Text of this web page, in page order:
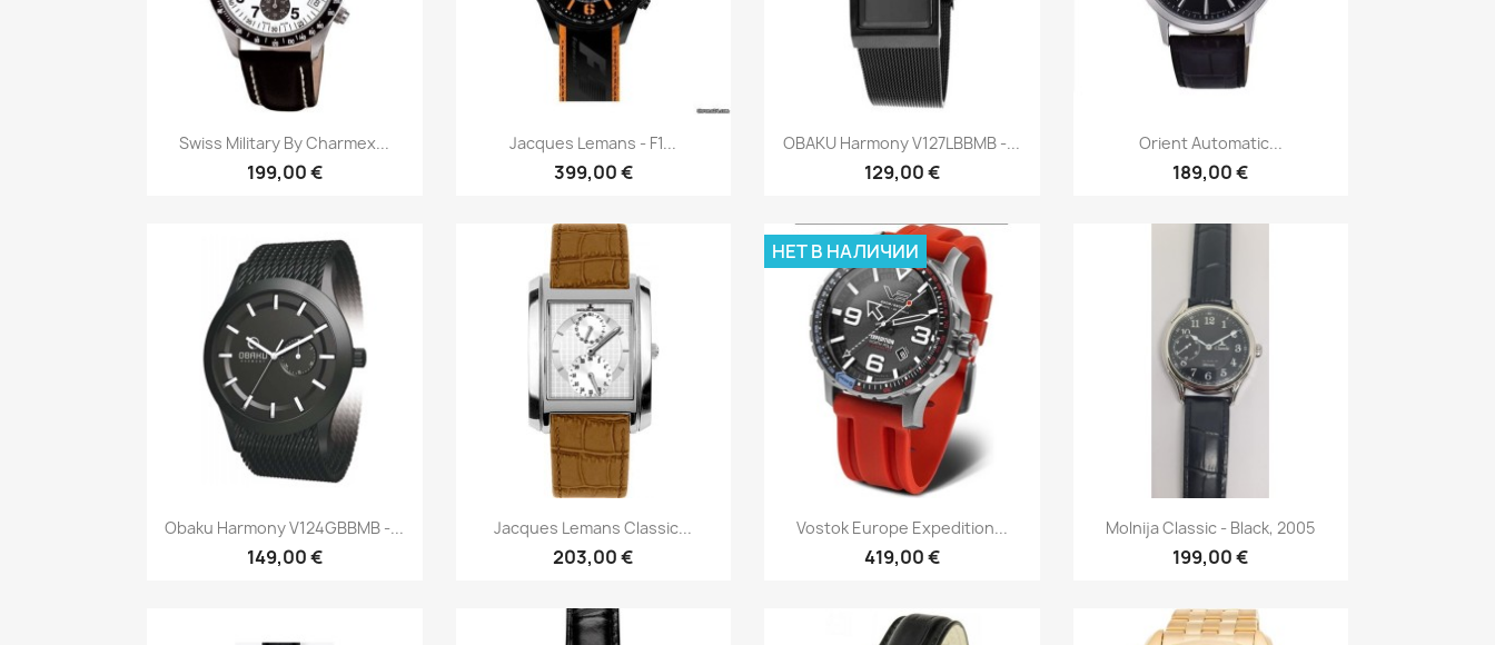
Быстрый просмотр
Swiss Military By Charmex...
199,00 €
Быстрый просмотр
Jacques Lemans - F1...
399,00 €
 Быстрый просмотр
OBAKU Harmony V127LBBMB -...
129,00 €
Быстрый просмотр
Orient Automatic...
189,00 €
 Быстрый просмотр
Obaku Harmony V124GBBMB -...
149,00 €
Быстрый просмотр
Jacques Lemans Classic...
203,00 €
Быстрый просмотр
Vostok Europe Expedition...
419,00 €
НЕТ В НАЛИЧИИ
Быстрый просмотр
Molnija Classic - Black, 2005
199,00 €